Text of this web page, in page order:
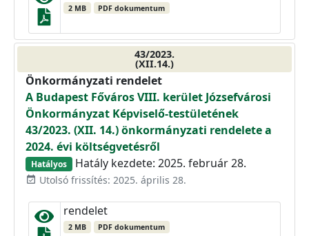
2 MB PDF dokumentum
43/2023.
(XII.14.)
Önkormányzati rendelet
A Budapest Főváros VIII. kerület Józsefvárosi
Önkormányzat Képviselő-testületének
43/2023. (XII. 14.) önkormányzati rendelete a
2024. évi költségvetésről
Hatályos Hatály kezdete: 2025. február 28.
event_available Utolsó frissítés: 2025. április 28.
rendelet
2 MB PDF dokumentum